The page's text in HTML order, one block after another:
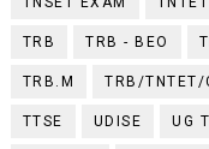
TRB TRB - BEO
TRB.M TRB/TNTET/
TTSE UDISE UG